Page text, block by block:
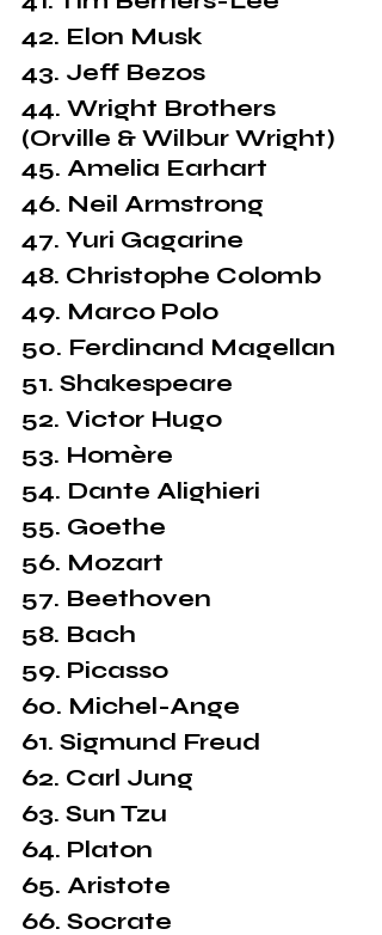
42. Elon Musk
43. Jeff Bezos
44. Wright Brothers
(Orville & Wilbur Wright)
45. Amelia Earhart
46. Neil Armstrong
47. Yuri Gagarine
48. Christophe Colomb
49. Marco Polo
50. Ferdinand Magellan
51. Shakespeare
52. Victor Hugo
53. Homère
54. Dante Alighieri
55. Goethe
56. Mozart
57. Beethoven
58. Bach
59. Picasso
60. Michel-Ange
61. Sigmund Freud
62. Carl Jung
63. Sun Tzu
64. Platon
65. Aristote
66. Socrate